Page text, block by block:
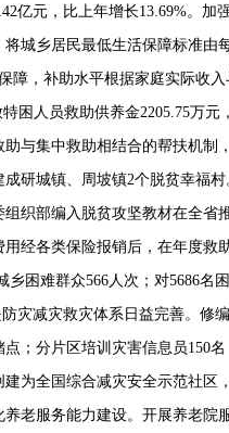
亿元，比上年增长13.69%。加
城乡居民最低生活保障标准由
障，补助水平根据家庭实际收
困人员救助供养金2205.75万元
与集中救助相结合的帮扶机制
成研城镇、周坡镇2个脱贫幸福村
织部编入脱贫攻坚教材在全
经各类保险报销后，在年度救
乡困难群众566人次；对5686名
灾减灾救灾体系日益完善。修
；分片区培训灾害信息员150名
为全国综合减灾安全示范社区
养老服务能力建设。开展养老院